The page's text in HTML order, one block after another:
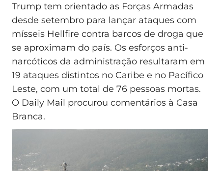
Trump tem orientado as Forças Armadas
desde setembro para lançar ataques com
mísseis Hellfire contra barcos de droga que
se aproximam do país. Os esforços anti-
narcóticos da administração resultaram em
19 ataques distintos no Caribe e no Pacífico
Leste, com um total de 76 pessoas mortas.
O Daily Mail procurou comentários à Casa
Branca.